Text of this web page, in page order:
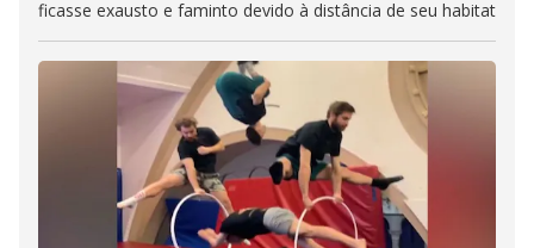
ficasse exausto e faminto devido à distância de seu habitat